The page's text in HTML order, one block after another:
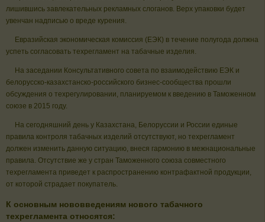
лишившись завлекательных рекламных слоганов. Верх упаковки будет
увенчан надписью о вреде курения.
Евразийская экономическая комиссия (ЕЭК) в течение полугода должна
успеть согласовать техрегламент на табачные изделия.
На заседании Консультативного совета по взаимодействию ЕЭК и
белорусско-казахстанско-российского бизнес-сообщества прошли
обсуждения о техрегулировании, планируемом к введению в Таможенном
союзе в 2015 году.
На сегодняшний день у Казахстана, Белоруссии и России единые
правила контроля табачных изделий отсутствуют, но техрегламент
должен изменить данную ситуацию, внеся гармонию в межнациональные
правила. Отсутствие же у стран Таможенного союза совместного
техрегламента приведет к распространению контрафактной продукции,
от которой страдает покупатель.
К основным нововведениям нового табачного
техрегламента относятся: